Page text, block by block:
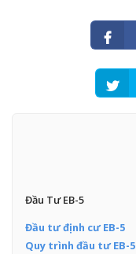
Đầu Tư EB-5
Đầu tư định cư EB-5
Quy trình đầu tư EB-5